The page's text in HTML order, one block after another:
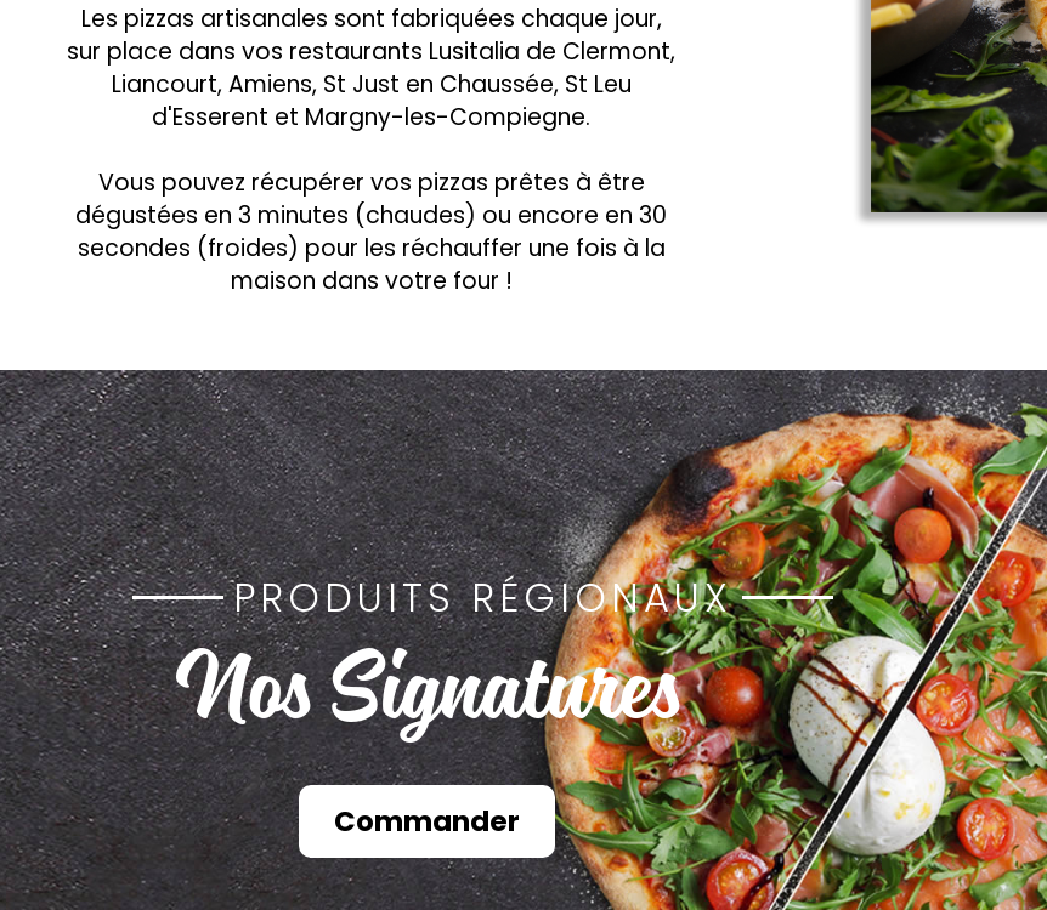
Les pizzas artisanales sont fabriquées chaque jour,
sur place dans vos restaurants Lusitalia de Clermont,
Liancourt, Amiens, St Just en Chaussée, St Leu
d'Esserent et Margny-les-Compiegne.
Vous pouvez récupérer vos pizzas prêtes à être
dégustées en 3 minutes (chaudes) ou encore en 30
secondes (froides) pour les réchauffer une fois à la
maison dans votre four !
PRODUITS RÉGIONAUX
Nos Signatures
Commander